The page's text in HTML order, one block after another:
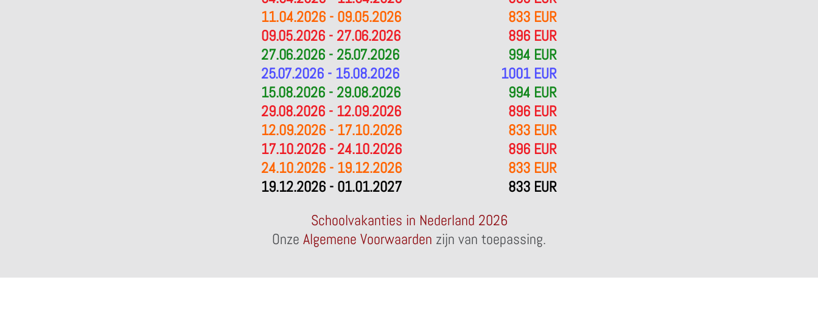
11.04.2026 - 09.05.2026
833 EUR
09.05.2026 - 27.06.2026
896 EUR
27.06.2026 - 25.07.2026
994 EUR
25.07.2026 - 15.08.2026
1001 EUR
15.08.2026 - 29.08.2026
994 EUR
29.08.2026 - 12.09.2026
896 EUR
12.09.2026 - 17.10.2026
833 EUR
17.10.2026 - 24.10.2026
896 EUR
24.10.2026 - 19.12.2026
833 EUR
19.12.2026 - 01.01.2027
833 EUR
Schoolvakanties in Nederland 2026
Onze Algemene Voorwaarden zijn van toepassing.